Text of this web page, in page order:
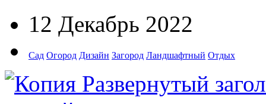
12 Декабрь 2022
Сад Огород Дизайн Загород Ландшафтный Отдых